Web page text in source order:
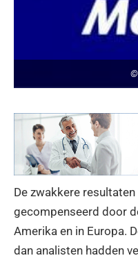
©
De zwakkere
gecompenseerd door
Amerika en in Europa.
dan analisten hadden